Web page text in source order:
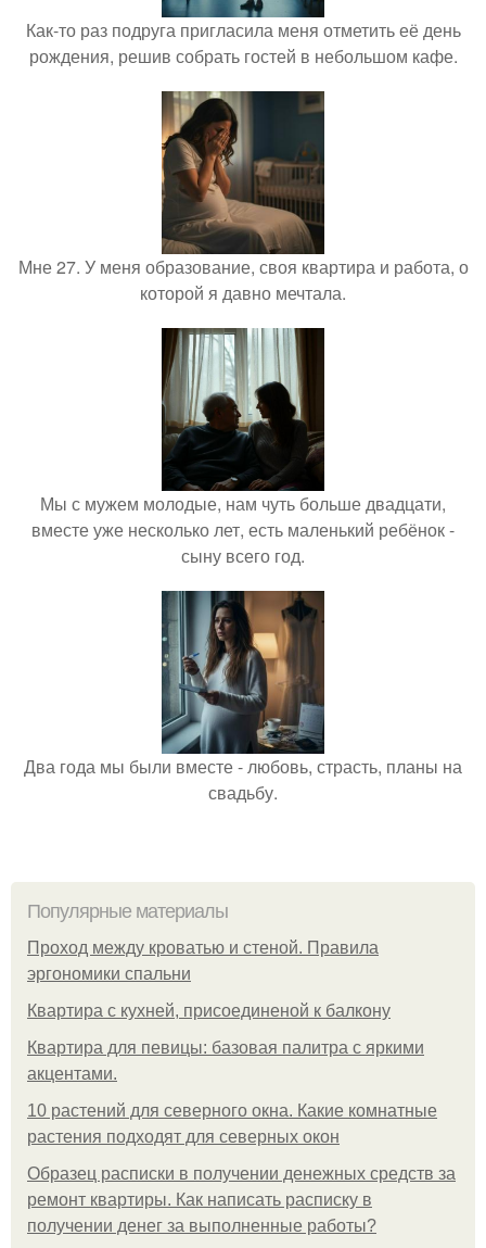
Как-то раз подруга пригласила меня отметить её день
рождения, решив собрать гостей в небольшом кафе.
Мне 27. У меня образование, своя квартира и работа, о
которой я давно мечтала.
Мы с мужем молодые, нам чуть больше двадцати,
вместе уже несколько лет, есть маленький ребёнок -
сыну всего год.
Два года мы были вместе - любовь, страсть, планы на
свадьбу.
Популярные материалы
Проход между кроватью и стеной. Правила
эргономики спальни
Квартира с кухней, присоединеной к балкону
Квартира для певицы: базовая палитра с яркими
акцентами.
10 растений для северного окна. Какие комнатные
растения подходят для северных окон
Образец расписки в получении денежных средств за
ремонт квартиры. Как написать расписку в
получении денег за выполненные работы?